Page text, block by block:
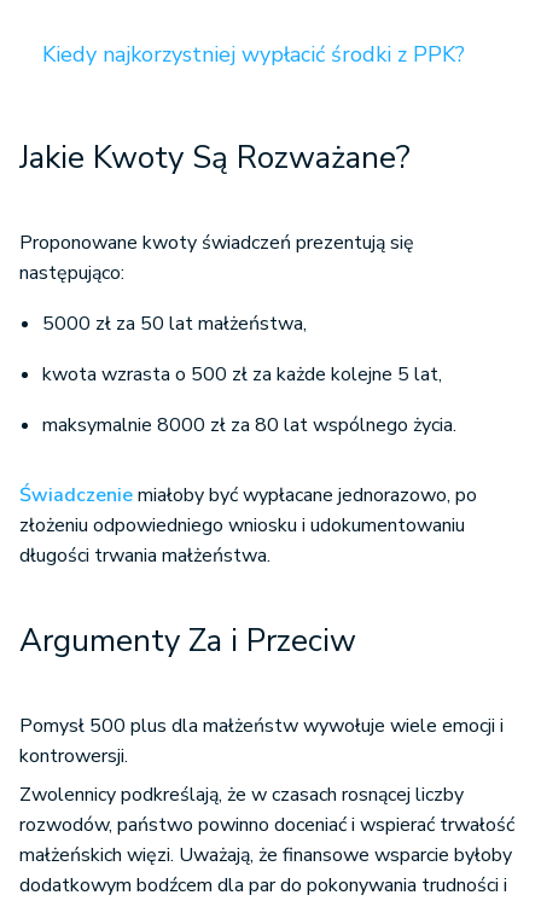
Kiedy najkorzystniej wypłacić środki z PPK?
Jakie Kwoty Są Rozważane?
Proponowane kwoty świadczeń prezentują się
następująco:
5000 zł za 50 lat małżeństwa,
kwota wzrasta o 500 zł za każde kolejne 5 lat,
maksymalnie 8000 zł za 80 lat wspólnego życia.
Świadczeniemiałoby być wypłacane jednorazowo, po
złożeniu odpowiedniego wniosku i udokumentowaniu
długości trwania małżeństwa.
Argumenty Za i Przeciw
Pomysł 500 plus dla małżeństw wywołuje wiele emocji i
kontrowersji.
Zwolennicy podkreślają, że w czasach rosnącej liczby
rozwodów, państwo powinno doceniać i wspierać trwałość
małżeńskich więzi. Uważają, że finansowe wsparcie byłoby
dodatkowym bodźcem dla par do pokonywania trudności i